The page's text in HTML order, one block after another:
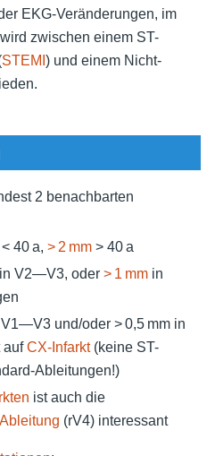
EKG-Veränderungen, im
zwischen einem ST-
STEMI ) und einem Nicht-
2 benachbarten
< 40 a, > 2 mm > 40 a
in V2—V3, oder > 1 mm in
und/oder > 0,5 mm in
aufCX-Infarkt(keine ST-
Ableitungen!)
ist auch die
(rV4) interessant